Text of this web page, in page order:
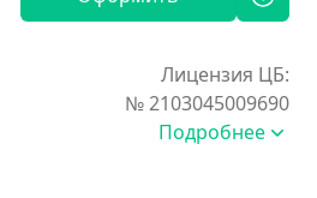
Лицензия ЦБ:
№ 2103045009690
Подробнее